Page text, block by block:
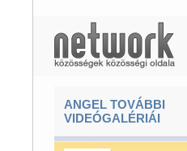
ANGEL TOVÁBBI
VIDEÓGALÉRIÁI